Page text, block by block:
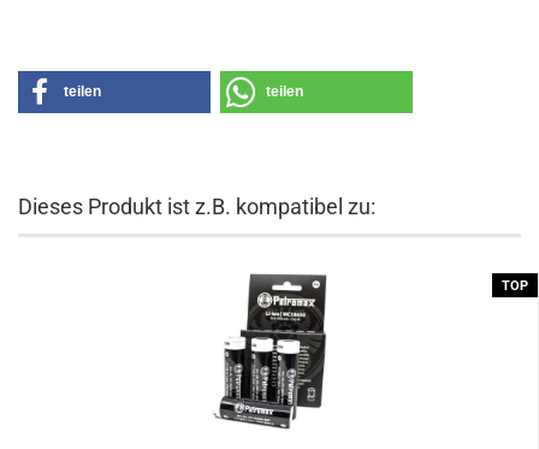
teilen teilen
Dieses Produkt ist z.B. kompatibel zu:
TOP